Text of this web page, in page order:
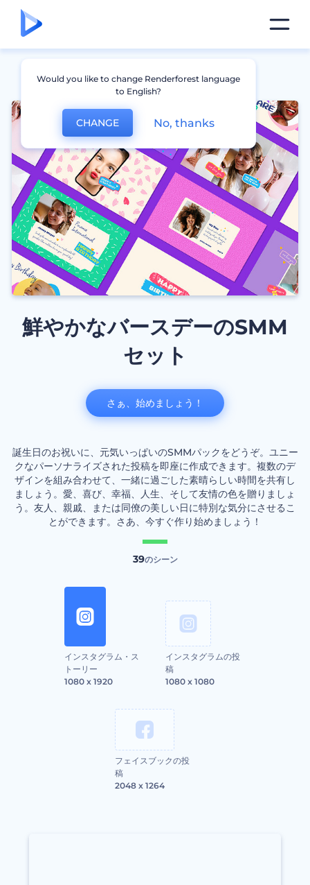
鮮やかなバースデーのSMM
セット
誕生日のお祝いに、元気いっぱいのSMMパックをどうぞ。ユニー
クなパーソナライズされた投稿を即座に作成できます。複数のデ
ザインを組み合わせて、一緒に過ごした素晴らしい時間を共有し
ましょう。愛、喜び、幸福、人生、そして友情の色を贈りましょ
う。友人、親戚、または同僚の美しい日に特別な気分にさせるこ
とができます。さあ、今すぐ作り始めましょう！
39のシーン
インスタグラム・ス
トーリー
1080 x 1920
インスタグラムの投
稿
1080 x 1080
フェイスブックの投
稿
2048 x 1264
さぁ、始めましょう！
Would you like to change Renderforest language
to English?
CHANGE No, thanks